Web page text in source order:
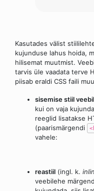
Kasutades välist
kujunduse lahus hoida,
hilisemat muutmist.
tarvis üle vaadata terve
piisab eraldi CSS faili
sisemise stiil
kui on vaja
reeglid lisatakse
(paarismärgendi
vahele:
reastiil (ingl. k.
veebilehe